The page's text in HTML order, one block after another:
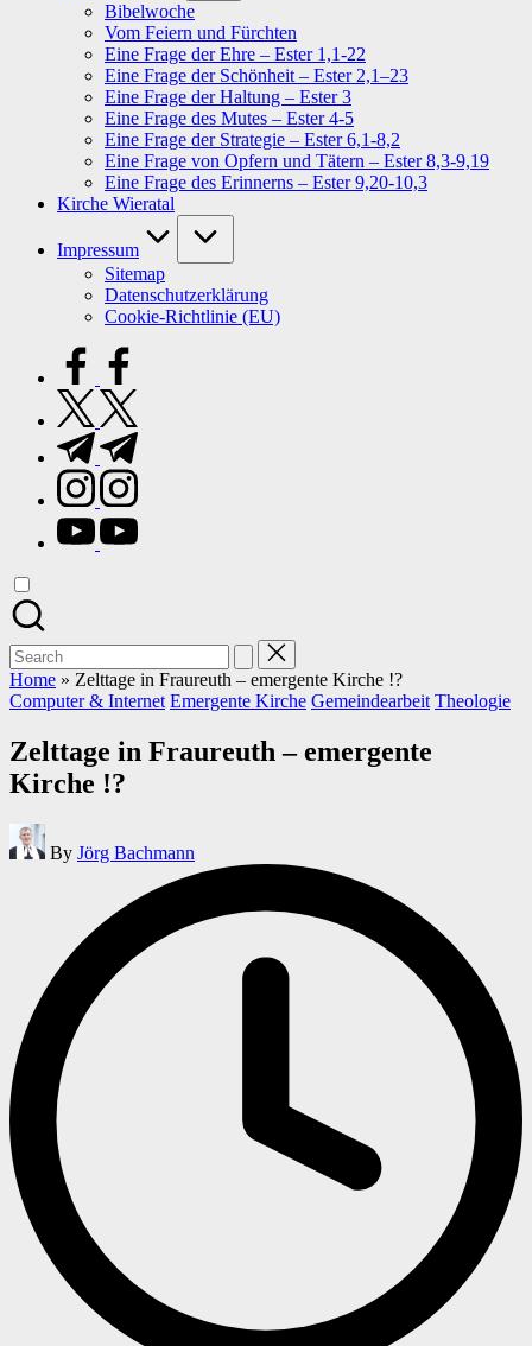
Bibelwoche
Vom Feiern und Fürchten
Eine Frage der Ehre – Ester 1,1-22
Eine Frage der Schönheit – Ester 2,1–23
Eine Frage der Haltung – Ester 3
Eine Frage des Mutes – Ester 4-5
Eine Frage der Strategie – Ester 6,1-8,2
Eine Frage von Opfern und Tätern – Ester 8,3-9,19
Eine Frage des Erinnerns – Ester 9,20-10,3
Kirche Wieratal
Impressum
Sitemap
Datenschutzerklärung
Cookie-Richtlinie (EU)
facebook.com
twitter.com
t.me
instagram.com
youtube.com
Search
for:
Home » Zelttage in Fraureuth – emergente Kirche !?
Posted
Computer & Internet Emergente Kirche Gemeindearbeit Theologie
Zelttage in Fraureuth – emergente
Kirche !?
Posted
by
By Jörg Bachmann